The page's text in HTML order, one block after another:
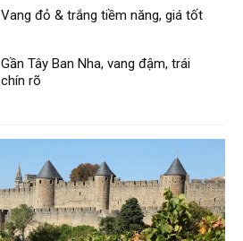
Vang đỏ & trắng tiềm năng, giá tốt
Gần Tây Ban Nha, vang đậm, trái
chín rõ